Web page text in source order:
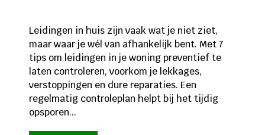
Leidingen in huis zijn vaak wat je niet ziet,
maar waar je wél van afhankelijk bent. Met 7
tips om leidingen in je woning preventief te
laten controleren, voorkom je lekkages,
verstoppingen en dure reparaties. Een
regelmatig controleplan helpt bij het tijdig
opsporen...